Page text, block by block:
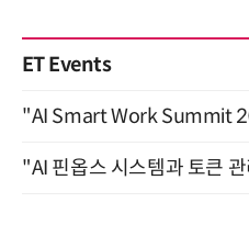
ET Events
"AI Smart Work Summit